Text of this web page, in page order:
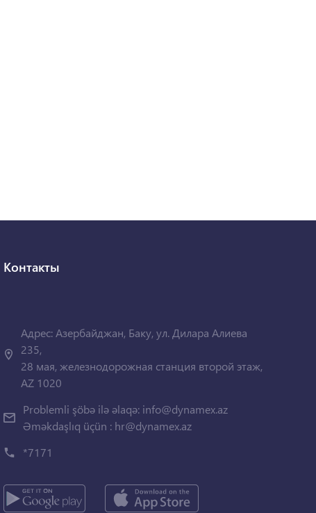
Контакты
Адрес: Азербайджан, Баку, ул. Дилара Алиева
235,
28 мая, железнодорожная станция второй этаж,
AZ 1020
Problemli şöbə ilə əlaqə: info@dynamex.az
Əməkdaşlıq üçün : hr@dynamex.az
*7171